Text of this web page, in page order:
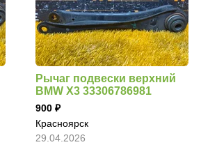
Рычаг подвески верхний
BMW X3 33306786981
900
Красноярск
29.04.2026